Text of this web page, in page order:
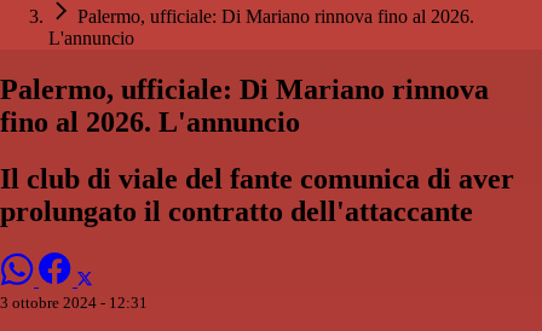
Palermo, ufficiale: Di Mariano rinnova fino al 2026.
L'annuncio
Palermo, ufficiale: Di Mariano rinnova
fino al 2026. L'annuncio
Il club di viale del fante comunica di aver
prolungato il contratto dell'attaccante
3 ottobre 2024 - 12:31